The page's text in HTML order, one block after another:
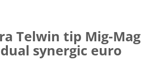
Telwin tip Mig-Mag
synergic euro